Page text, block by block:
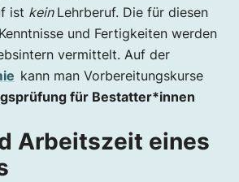
ist kein Lehrberuf. Die für diesen
und Fertigkeiten werden
vermittelt. Auf der
kann man Vorbereitungskurse
für Bestatter*innen
Arbeitszeit eines